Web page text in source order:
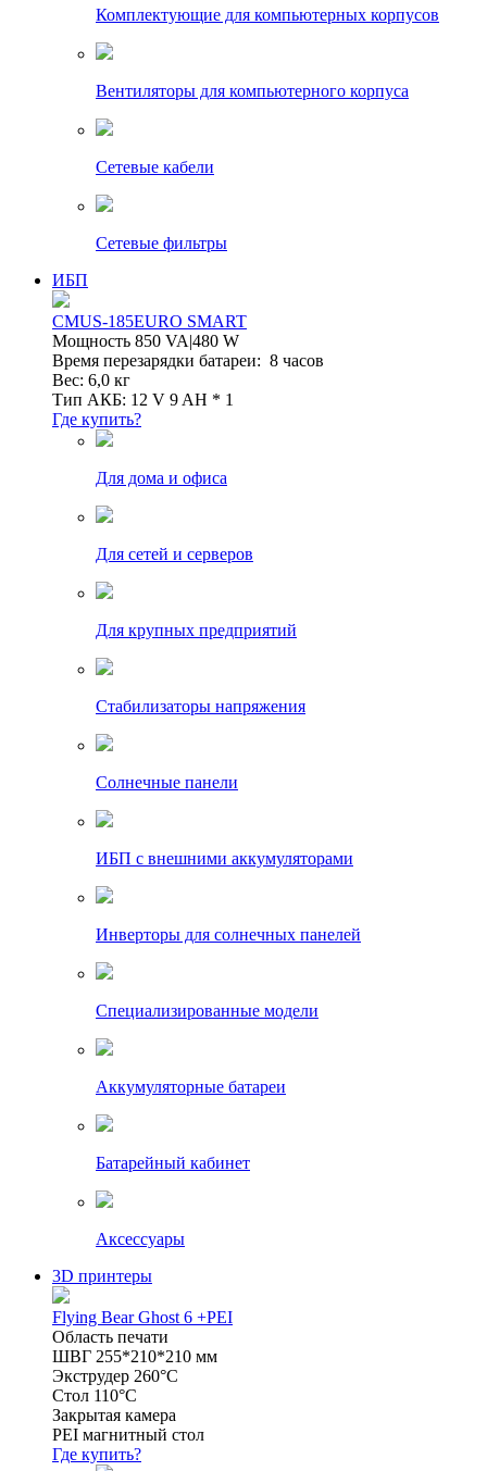
Комплектующие для компьютерных корпусов
Вентиляторы для компьютерного корпуса
Сетевые кабели
Сетевые фильтры
ИБП
CMUS-185EURO SMART
Мощность 850 VA|480 W
Время перезарядки батареи: 8 часов
Вес: 6,0 кг
Тип АКБ: 12 V 9 AH * 1
Где купить?
Для дома и офиса
Для сетей и серверов
Для крупных предприятий
Стабилизаторы напряжения
Солнечные панели
ИБП с внешними аккумуляторами
Инверторы для солнечных панелей
Специализированные модели
Аккумуляторные батареи
Батарейный кабинет
Аксессуары
3D принтеры
Flying Bear Ghost 6 +PEI
Область печати
ШВГ 255*210*210 мм
Экструдер 260°C
Стол 110°C
Закрытая камера
PEI магнитный стол
Где купить?